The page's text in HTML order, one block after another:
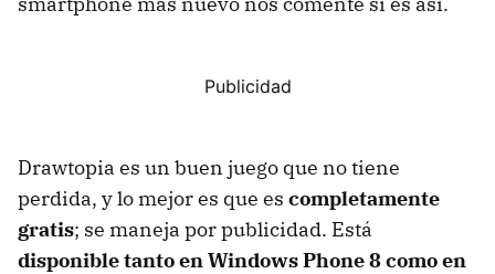
Drawtopia es un buen juego que no tiene
perdida, y lo mejor es que es completamente
gratis; se maneja por publicidad. Está
disponible tanto en Windows Phone 8 como en